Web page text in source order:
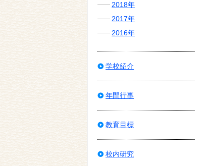
2018年
2017年
2016年
学校紹介
年間行事
教育目標
校内研究